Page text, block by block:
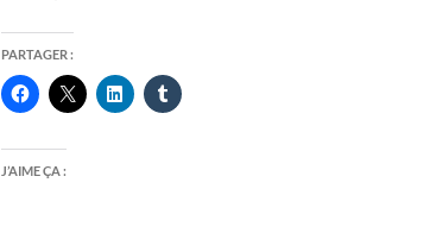
PARTAGER :
J’AIME ÇA :